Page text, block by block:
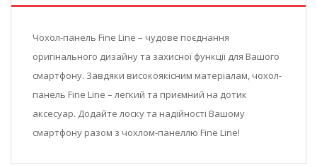
Чохол-панель Fine Line – чудове поєднання
оригінального дизайну та захисної функції для Вашого
смартфону. Завдяки високоякісним матеріалам, чохол-
панель Fine Line – легкий та приємний на дотик
аксесуар. Додайте лоску та надійності Вашому
смартфону разом з чохлом-панеллю Fine Line!